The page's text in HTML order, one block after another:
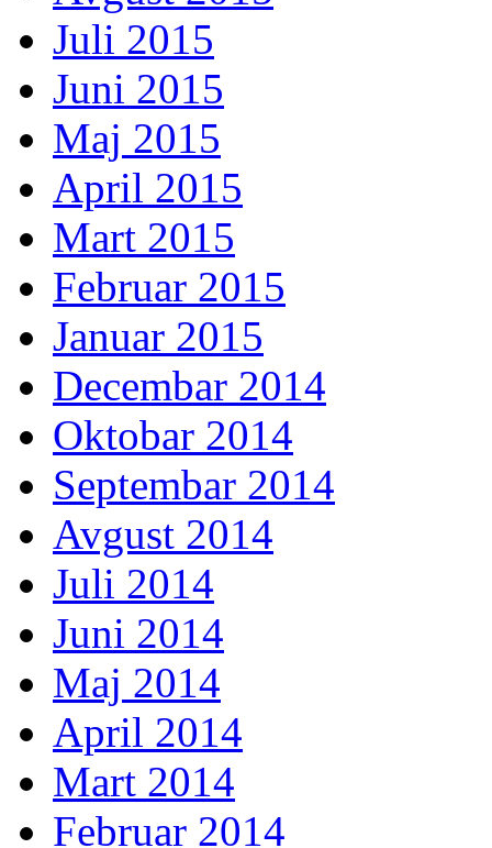
Juli 2015
Juni 2015
Maj 2015
April 2015
Mart 2015
Februar 2015
Januar 2015
Decembar 2014
Oktobar 2014
Septembar 2014
Avgust 2014
Juli 2014
Juni 2014
Maj 2014
April 2014
Mart 2014
Februar 2014